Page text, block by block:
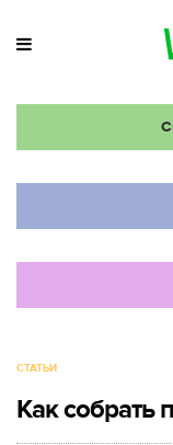
СТАТЬИ
Как собрать